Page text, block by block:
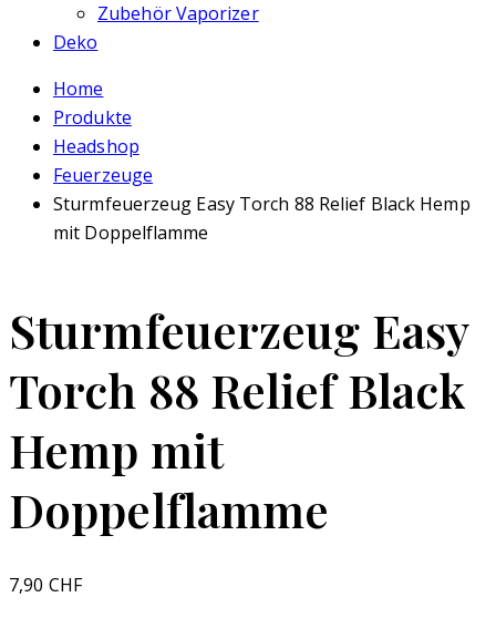
Zubehör Vaporizer
Deko
Home
Produkte
Headshop
Feuerzeuge
Sturmfeuerzeug Easy Torch 88 Relief Black Hemp
mit Doppelflamme
Sturmfeuerzeug Easy
Torch 88 Relief Black
Hemp mit
Doppelflamme
7,90 CHF